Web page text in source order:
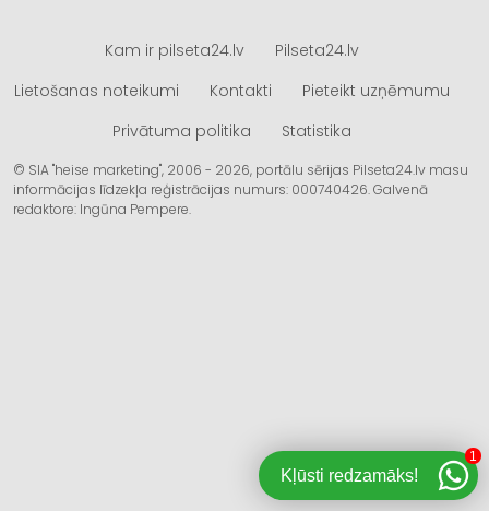
Kam ir pilseta24.lv
Pilseta24.lv
Lietošanas noteikumi
Kontakti
Pieteikt uzņēmumu
Privātuma politika
Statistika
© SIA "heise marketing", 2006 - 2026, portālu sērijas Pilseta24.lv masu
informācijas līdzekļa reģistrācijas numurs: 000740426. Galvenā
redaktore: Ingūna Pempere.
Kļūsti redzamāks!
1